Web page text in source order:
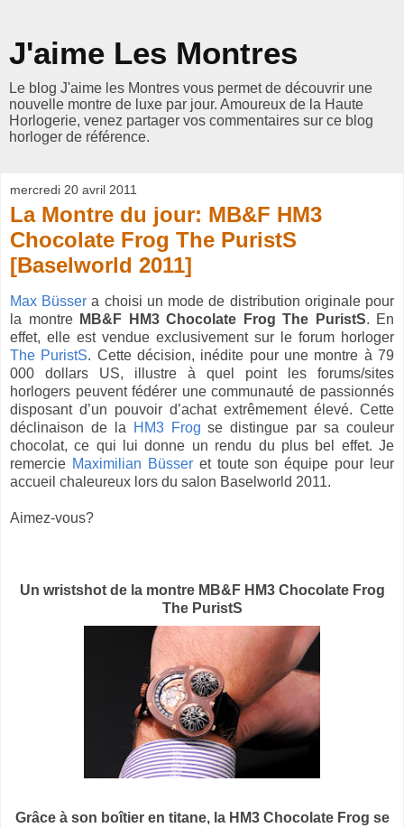
J'aime Les Montres
Le blog J'aime les Montres vous permet de découvrir une
nouvelle montre de luxe par jour. Amoureux de la Haute
Horlogerie, venez partager vos commentaires sur ce blog
horloger de référence.
mercredi 20 avril 2011
La Montre du jour: MB&F HM3
Chocolate Frog The PuristS
[Baselworld 2011]
Max Büsser a choisi un mode de distribution originale pour
la montre MB&F HM3 Chocolate Frog The PuristS. En
effet, elle est vendue exclusivement sur le forum horloger
The PuristS. Cette décision, inédite pour une montre à 79
000 dollars US, illustre à quel point les forums/sites
horlogers peuvent fédérer une communauté de passionnés
disposant d’un pouvoir d’achat extrêmement élevé. Cette
déclinaison de la
HM3 Frog se distingue par sa couleur
chocolat, ce qui lui donne un rendu du plus bel effet. Je
remercie Maximilian Büsseret toute son équipe pour leur
accueil chaleureux lors du salon Baselworld 2011.
Aimez-vous?
Un wristshot de la montre MB&F HM3 Chocolate Frog
The PuristS
Grâce à son boîtier en titane, la HM3 Chocolate Frog se